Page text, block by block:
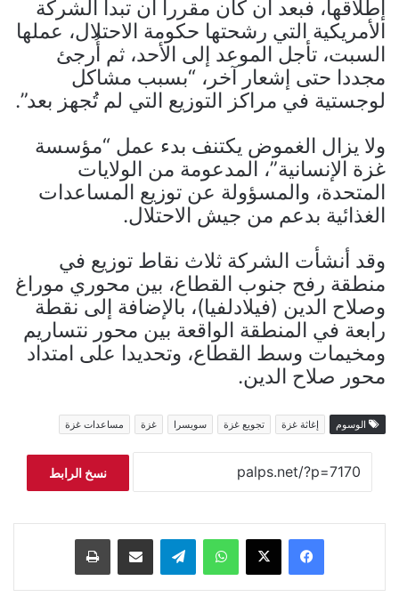
إطلاقها، فبعد أن كان مقررا أن تبدأ الشركة
الأمريكية التي رشحتها حكومة الاحتلال، عملها
السبت، تأجل الموعد إلى الأحد، ثم أُرجئ
مجددا حتى إشعار آخر، “بسبب مشاكل
لوجستية في مراكز التوزيع التي لم تُجهز بعد”.
ولا يزال الغموض يكتنف بدء عمل “مؤسسة
غزة الإنسانية”، المدعومة من الولايات
المتحدة، والمسؤولة عن توزيع المساعدات
الغذائية بدعم من جيش الاحتلال.
وقد أنشأت الشركة ثلاث نقاط توزيع في
منطقة رفح جنوب القطاع، بين محوري موراغ
وصلاح الدين (فيلادلفيا)، بالإضافة إلى نقطة
رابعة في المنطقة الواقعة بين محور نتساريم
ومخيمات وسط القطاع، وتحديدا على امتداد
محور صلاح الدين.
الوسوم إغاثة غزة تجويع غزة سويسرا غزة مساعدات غزة
نسخ الرابط
فيسبوك ‫X واتساب تيلقرام مشاركة عبر البريد طباعة